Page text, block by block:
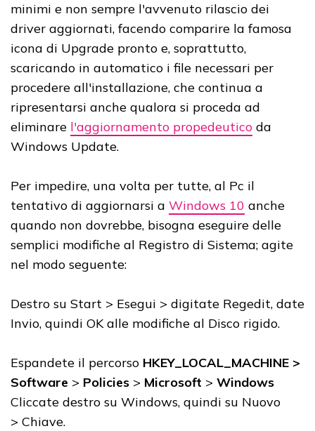
minimi e non sempre l'avvenuto rilascio dei
driver aggiornati, facendo comparire la famosa
icona di Upgrade pronto e, soprattutto,
scaricando in automatico i file necessari per
procedere all'installazione, che continua a
ripresentarsi anche qualora si proceda ad
eliminare l'aggiornamento propedeutico da
Windows Update.
Per impedire, una volta per tutte, al Pc il
tentativo di aggiornarsi a Windows 10 anche
quando non dovrebbe, bisogna eseguire delle
semplici modifiche al Registro di Sistema; agite
nel modo seguente:
Destro su Start > Esegui > digitate Regedit, date
Invio, quindi OK alle modifiche al Disco rigido.
Espandete il percorso HKEY_LOCAL_MACHINE >
Software > Policies > Microsoft > Windows
Cliccate destro su Windows, quindi su Nuovo
> Chiave.